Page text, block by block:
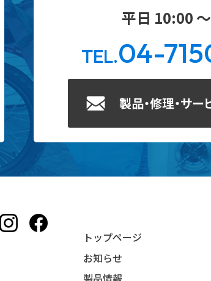
平日 10:00
TEL.04-
製品・修理・サー
トップページ
お知らせ